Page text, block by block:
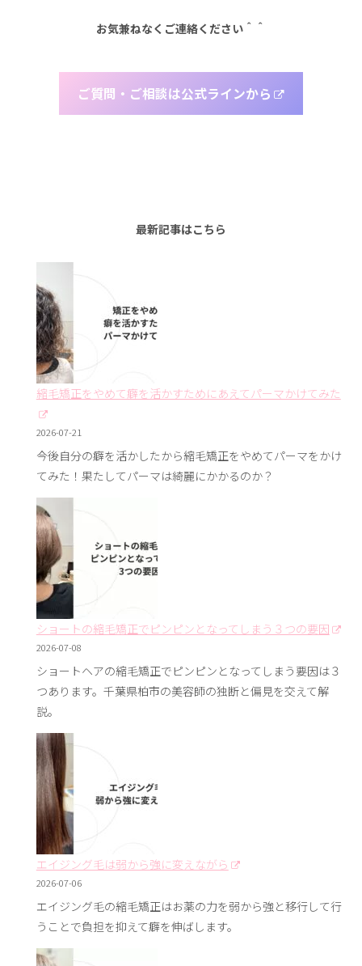
お気兼ねなくご連絡ください＾＾
ご質問・ご相談は公式ラインから
最新記事はこちら
縮毛矯正をやめて癖を活かすためにあえてパーマかけてみた
2026-07-21
今後自分の癖を活かしたから縮毛矯正をやめてパーマをかけ
てみた！果たしてパーマは綺麗にかかるのか？
ショートの縮毛矯正でピンピンとなってしまう３つの要因
2026-07-08
ショートヘアの縮毛矯正でピンピンとなってしまう要因は３
つあります。千葉県柏市の美容師の独断と偏見を交えて解
説。
エイジング毛は弱から強に変えながら
2026-07-06
エイジング毛の縮毛矯正はお薬の力を弱から強と移行して行
うことで負担を抑えて癖を伸ばします。